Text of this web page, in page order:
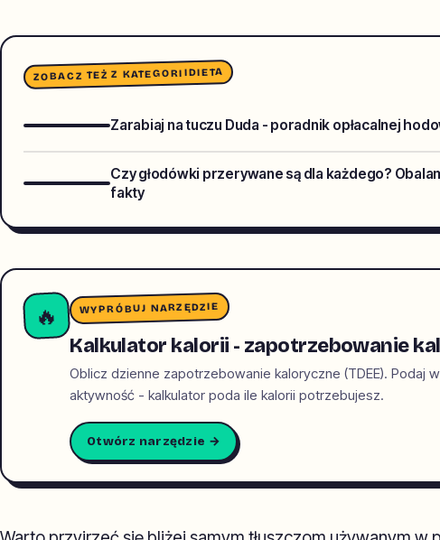
ZOBACZ TEŻ Z KATEGORIIDIETA
Zarabiaj na tuczu Duda - poradnik opłacalnej
Czy głodówki przerywane są dla każdego?
fakty
🔥 WYPRÓBUJ NARZĘDZIE
Kalkulator kalorii - zapotrzebowanie
Oblicz dzienne zapotrzebowanie kaloryczne (TDEE). Podaj
aktywność - kalkulator poda ile kalorii potrzebujesz.
Otwórz narzędzie →